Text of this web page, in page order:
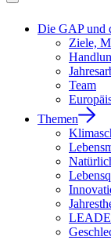
Die GAP und
Ziele,
Team
Themen